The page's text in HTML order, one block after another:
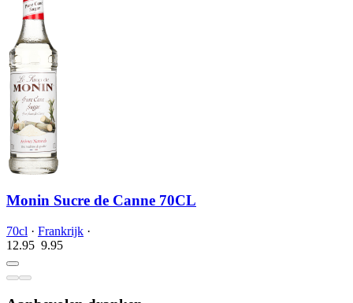
Monin Sucre de Canne 70CL
70cl · Frankrijk ·
12.95 9.95